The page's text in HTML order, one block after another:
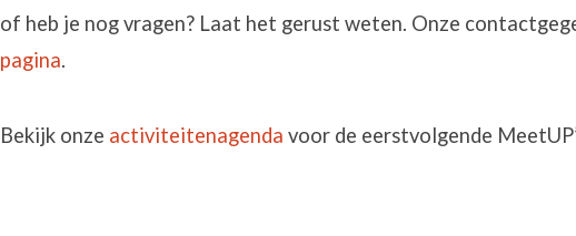
of heb je nog vragen? Laat het gerust weten. Onze
pagina.
Bekijk onze activiteitenagenda voor de eerstvolgende